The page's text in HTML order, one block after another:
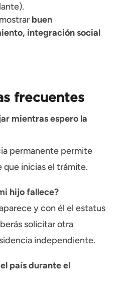
buen
integración social
frecuentes
mientras espero la
permanente permite
que inicias el trámite.
hijo fallece?
y con él el estatus
solicitar otra
independiente.
país durante el